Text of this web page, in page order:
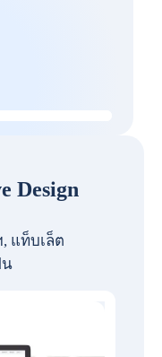
Design
แท็บเล็ต
น